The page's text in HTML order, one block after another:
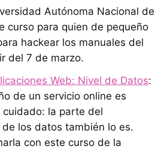
Autónoma Nacional de
curso para quien de pequeño
hackear los manuales del
del 7 de marzo.
Web: Nivel de Datos:
de un servicio online es
la parte del
los datos también lo es.
con este curso de la